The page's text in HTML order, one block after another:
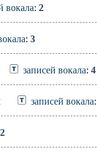
вокала: 2
: 3
записей вокала: 4
записей вокала:
2